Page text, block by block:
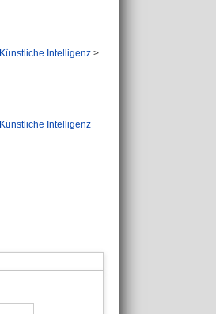
Intelligenz >
Intelligenz